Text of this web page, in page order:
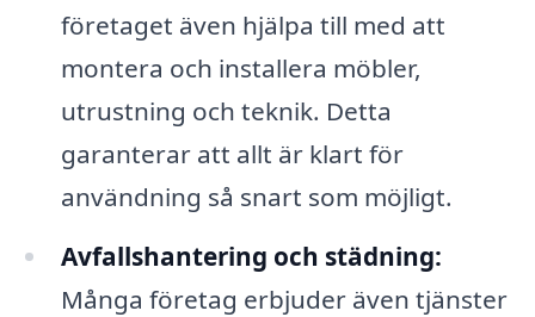
företaget även hjälpa till med att
montera och installera möbler,
utrustning och teknik. Detta
garanterar att allt är klart för
användning så snart som möjligt.
Avfallshantering och städning:
Många företag erbjuder även tjänster